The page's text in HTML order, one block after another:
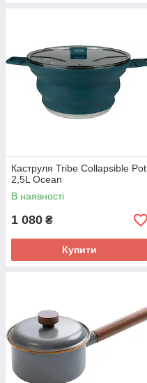
Каструля Tribe Collapsible Pot
2,5L Ocean
В наявності
1 080 ₴
Купити